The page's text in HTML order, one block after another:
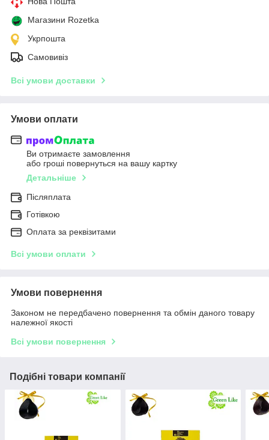
Магазини Rozetka
Укрпошта
Самовивіз
Всі умови доставки
Умови оплати
Ви отримаєте замовлення
або гроші повернуться на вашу картку
Детальніше
Післяплата
Готівкою
Оплата за реквізитами
Всі умови оплати
Умови повернення
Законом не передбачено повернення та обмін даного товару
належної якості
Всі умови повернення
Подібні товари компанії